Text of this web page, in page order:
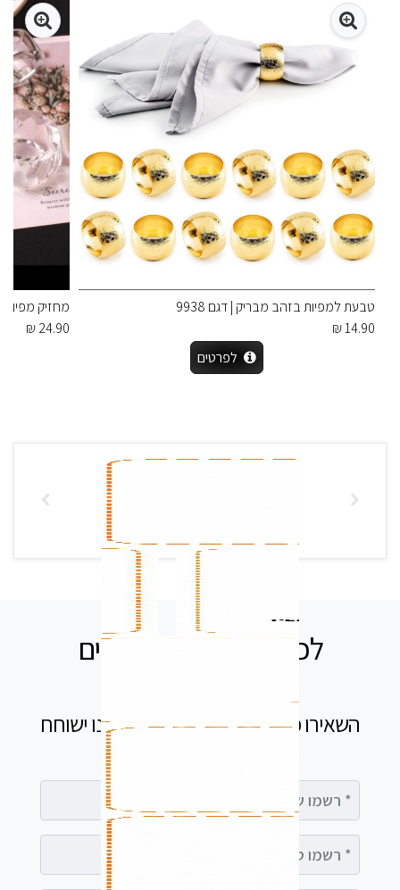
טבעת למפיות בזהב מבריק | דגם 9938
14.90 ₪
לפרטים
מחזיק מפיות
24.90 ₪
לכל שאלה אנחנו זמינים
השאירו פרטים בטופס ומיד נציג שלנו ישוחח